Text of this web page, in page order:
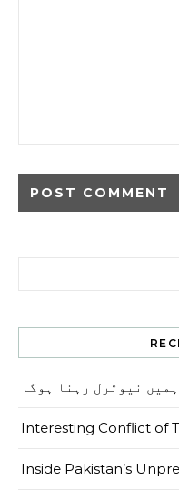
ہمیں نیوٹرل رہنا ہوگا
Interesting Conflict of
Inside Pakistan’s